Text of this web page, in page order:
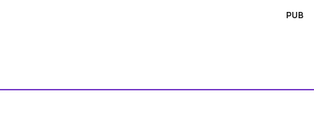
PUB